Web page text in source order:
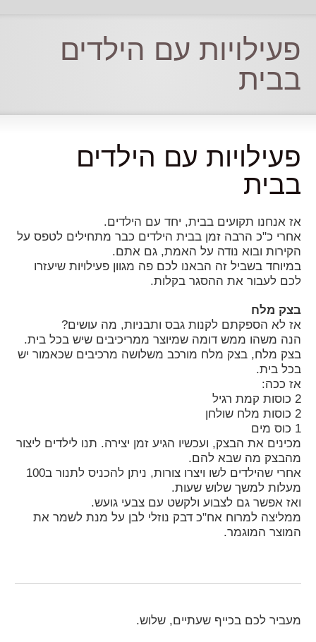
פעילויות עם הילדים
בבית
פעילויות עם הילדים
בבית
אז אנחנו תקועים בבית, יחד עם הילדים.
אחרי כ"כ הרבה זמן בבית הילדים כבר מתחילים לטפס על
הקירות ובוא נודה על האמת, גם אתם.
במיוחד בשביל זה הבאנו לכם פה מגוון פעילויות שיעזרו
לכם לעבור את ההסגר בקלות.
בצק מלח
אז לא הספקתם לקנות גבס ותבניות, מה עושים?
הנה משהו ממש דומה שמיוצר ממריכיבים שיש בכל בית.
בצק מלח, בצק מלח מורכב משלושה מרכיבים שכאמור יש
בכל בית.
אז ככה:
2 כוסות קמת רגיל
2 כוסות מלח שולחן
1 כוס מים
מכינים את הבצק, ועכשיו הגיע זמן יצירה. תנו לילדים ליצור
מהבצק מה שבא להם.
אחרי שהילדים לשו ויצרו צורות, ניתן להכניס לתנור ב100
מעלות למשך שלוש שעות.
ואז אפשר גם לצבוע ולקשט עם צבעי גועש.
ממליצה למרוח אח"כ דבק נוזלי לבן על מנת לשמר את
המוצר המוגמר.
מעביר לכם בכייף שעתיים, שלוש.